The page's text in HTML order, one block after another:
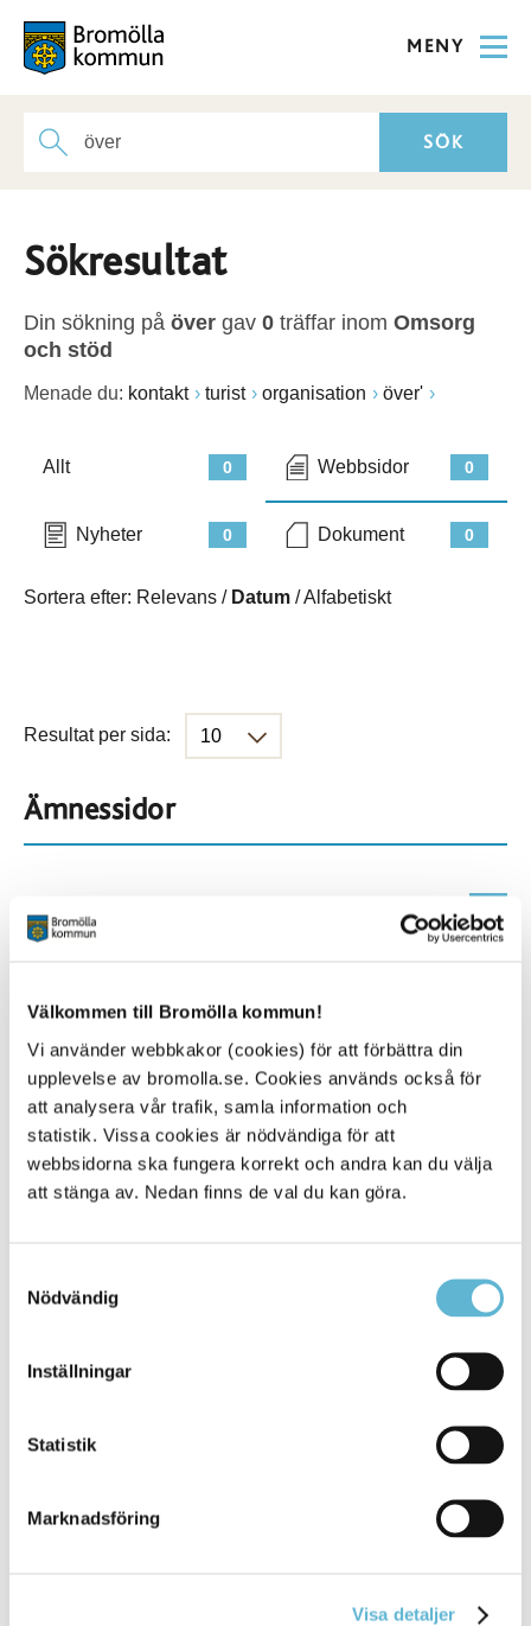
Välkommen till Bromölla kommun!
Vi använder webbkakor (cookies) för att förbättra din
upplevelse av bromolla.se. Cookies används också för
att analysera vår trafik, samla information och
statistik. Vissa cookies är nödvändiga för att
webbsidorna ska fungera korrekt och andra kan du välja
att stänga av. Nedan finns de val du kan göra.
Nödvändig
Inställningar
Statistik
Marknadsföring
Visa detaljer
MENY
Sökresultat
Din sökning på över gav 0 träffar inom Omsorg
och stöd
Menade du: kontakt turist organisation över'
0
Allt 0
Webbsidor
0
Nyheter 0
Dokument
Sortera efter: Relevans / Datum /Alfabetiskt
Resultat per sida:
Ämnessidor
500
Alla platser
KONTAKT
Besöksadress
Postadress
Box 18, 295 21 Bromölla